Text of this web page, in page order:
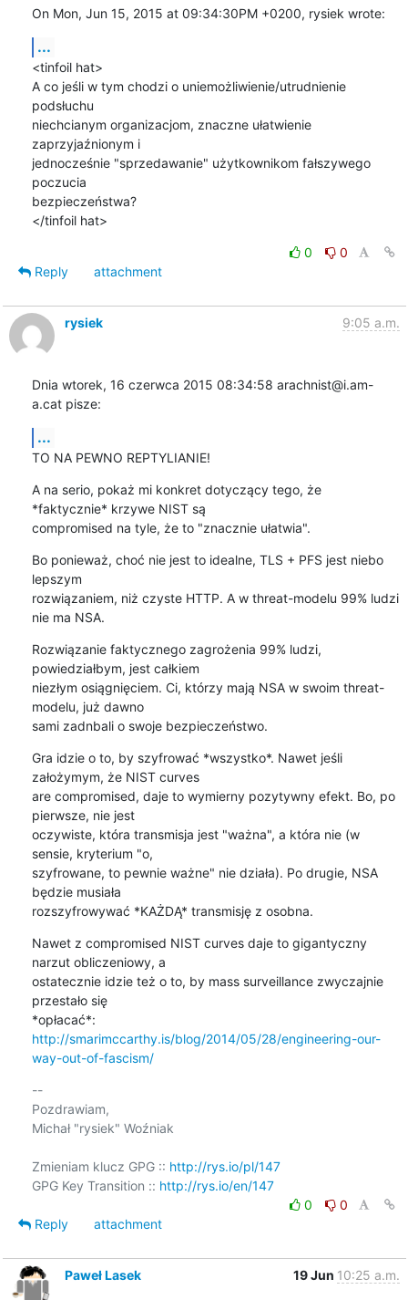
On Mon, Jun 15, 2015 at 09:34:30PM +0200, rysiek wrote:
...
<tinfoil hat>
A co jeśli w tym chodzi o uniemożliwienie/utrudnienie
podsłuchu
niechcianym organizacjom, znaczne ułatwienie
zaprzyjaźnionym i
jednocześnie "sprzedawanie" użytkownikom fałszywego
poczucia
bezpieczeństwa?
</tinfoil hat>
0
0
Reply
attachment
rysiek 9:05 a.m.
Dnia wtorek, 16 czerwca 2015 08:34:58 arachnist@i.am-
a.cat pisze:
...
TO NA PEWNO REPTYLIANIE!
A na serio, pokaż mi konkret dotyczący tego, że
*faktycznie* krzywe NIST są
compromised na tyle, że to "znacznie ułatwia".
Bo ponieważ, choć nie jest to idealne, TLS + PFS jest niebo
lepszym
rozwiązaniem, niż czyste HTTP. A w threat-modelu 99% ludzi
nie ma NSA.
Rozwiązanie faktycznego zagrożenia 99% ludzi,
powiedziałbym, jest całkiem
niezłym osiągnięciem. Ci, którzy mają NSA w swoim threat-
modelu, już dawno
sami zadnbali o swoje bezpieczeństwo.
Gra idzie o to, by szyfrować *wszystko*. Nawet jeśli
założymym, że NIST curves
are compromised, daje to wymierny pozytywny efekt. Bo, po
pierwsze, nie jest
oczywiste, która transmisja jest "ważna", a która nie (w
sensie, kryterium "o,
szyfrowane, to pewnie ważne" nie działa). Po drugie, NSA
będzie musiała
rozszyfrowywać *KAŻDĄ* transmisję z osobna.
Nawet z compromised NIST curves daje to gigantyczny
narzut obliczeniowy, a
ostatecznie idzie też o to, by mass surveillance zwyczajnie
przestało się
http://smarimccarthy.is/blog/2014/05/28/engineering-our-
way-out-of-fascism/
--
Pozdrawiam,
Michał "rysiek" Woźniak
Zmieniam klucz GPG :: http://rys.io/pl/147
GPG Key Transition :: http://rys.io/en/147
0
0
Reply
attachment
Paweł Lasek 19 Jun 10:25 a.m.